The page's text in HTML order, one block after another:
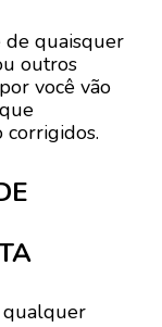
de quaisquer
outros
você vão
corrigidos.
qualquer